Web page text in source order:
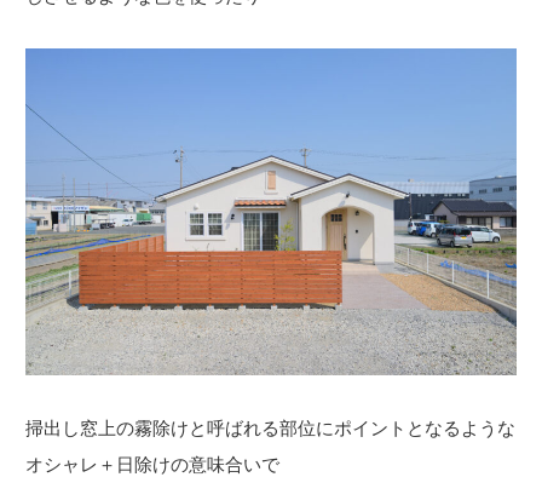
掃出し窓上の霧除けと呼ばれる部位にポイントとなるような
オシャレ＋日除けの意味合いで